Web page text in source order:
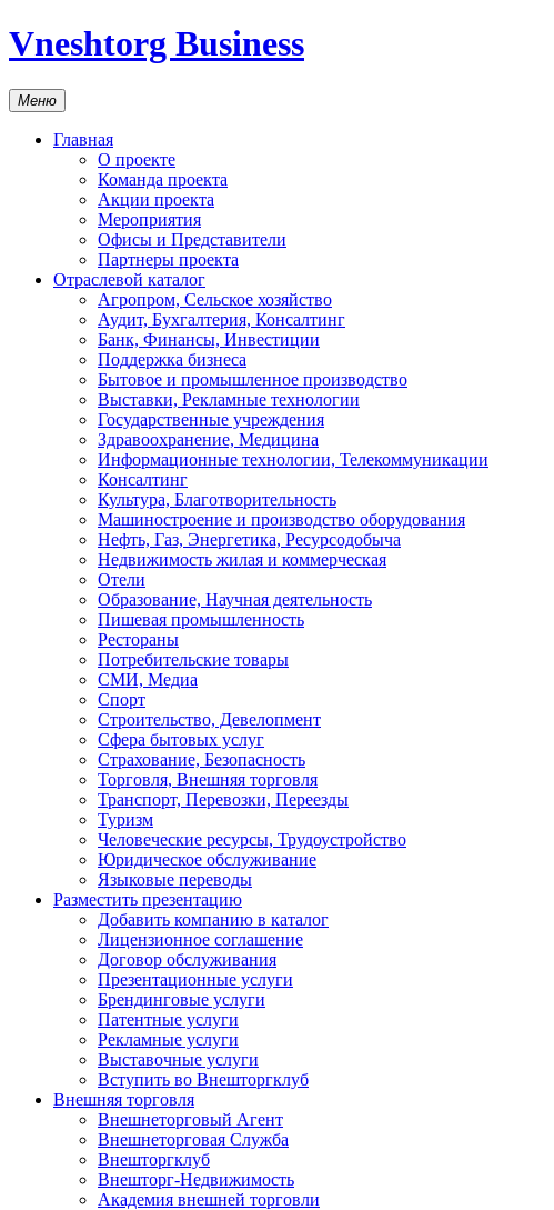
Vneshtorg Business
Меню
Главная
О проекте
Команда проекта
Акции проекта
Мероприятия
Офисы и Представители
Партнеры проекта
Отраслевой каталог
Агропром, Сельское хозяйство
Аудит, Бухгалтерия, Консалтинг
Банк, Финансы, Инвестиции
Поддержка бизнеса
Бытовое и промышленное производство
Выставки, Рекламные технологии
Государственные учреждения
Здравоохранение, Медицина
Информационные технологии, Телекоммуникации
Консалтинг
Культура, Благотворительность
Машиностроение и производство оборудования
Нефть, Газ, Энергетика, Ресурсодобыча
Недвижимость жилая и коммерческая
Отели
Образование, Научная деятельность
Пишевая промышленность
Рестораны
Потребительские товары
СМИ, Медиа
Спорт
Строительство, Девелопмент
Сфера бытовых услуг
Страхование, Безопасность
Торговля, Внешняя торговля
Транспорт, Перевозки, Переезды
Туризм
Человеческие ресурсы, Трудоустройство
Юридическое обслуживание
Языковые переводы
Разместить презентацию
Добавить компанию в каталог
Лицензионное соглашение
Договор обслуживания
Презентационные услуги
Брендинговые услуги
Патентные услуги
Рекламные услуги
Выставочные услуги
Вступить во Внешторгклуб
Внешняя торговля
Внешнеторговый Агент
Внешнеторговая Служба
Внешторгклуб
Внешторг-Недвижимость
Академия внешней торговли